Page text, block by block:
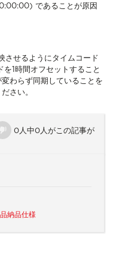
であることが原因
せるようにタイムコード
1時間オフセットすること
わらず同期していることを
さい。
0人中0人がこの記事が
納品仕様